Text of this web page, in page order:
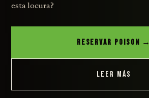
esta locura?
RESERVAR POISON →
LEER MÁS